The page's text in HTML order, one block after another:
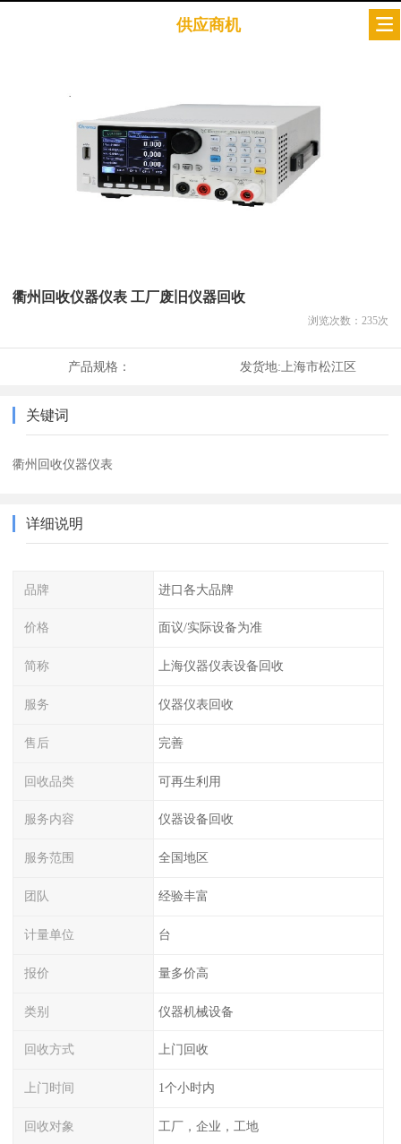
供应商机
衢州回收仪器仪表 工厂废旧仪器回收
浏览次数： 235次
产品规格： 发货地:上海市松江区
关键词
衢州回收仪器仪表
详细说明
品牌 进口各大品牌
价格 面议/实际设备为准
简称 上海仪器仪表设备回收
服务 仪器仪表回收
售后 完善
回收品类 可再生利用
服务内容 仪器设备回收
服务范围 全国地区
团队 经验丰富
计量单位 台
报价 量多价高
类别 仪器机械设备
回收方式 上门回收
上门时间 1个小时内
回收对象 工厂，企业，工地